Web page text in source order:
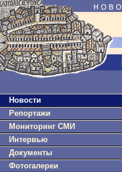
Новости
Репортажи
Мониторинг СМИ
Интервью
Документы
Фотогалереи